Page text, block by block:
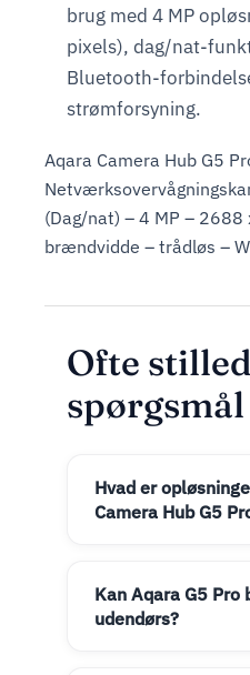
brug med 4 MP
pixels), dag/nat-
Bluetooth-
strømforsyning.
Aqara Camera Hub G5
(Dag/nat) – 4 MP –
brændvidde – trådløs –
Ofte
spørgsmål
Hvad er
Camera Hub G5
Kan Aqara G5 Pro
udendørs?